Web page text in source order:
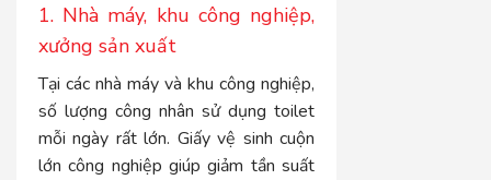
1. Nhà máy, khu công nghiệp,
xưởng sản xuất
Tại các nhà máy và khu công nghiệp,
số lượng công nhân sử dụng toilet
mỗi ngày rất lớn. Giấy vệ sinh cuộn
lớn công nghiệp giúp giảm tần suất